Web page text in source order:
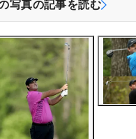
写真の記事を読む